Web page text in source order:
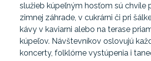
služieb kúpeľným hosťom sú chvíle
zimnej záhrade, v cukrárni či pri
kávy v kaviarni alebo na terase
kúpeľov. Návštevníkov oslovujú
koncerty, folklórne vystúpenia i